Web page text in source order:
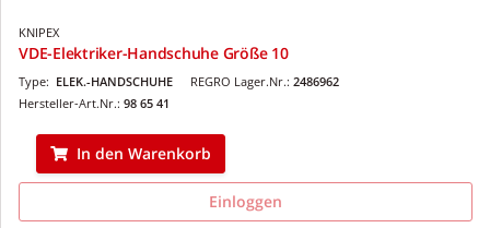
KNIPEX
VDE-Elektriker-Handschuhe Größe 10
REGRO Lager.Nr.: 2486962
Type: ELEK.-HANDSCHUHE
Hersteller-Art.Nr.: 98 65 41
In den Warenkorb
Einloggen